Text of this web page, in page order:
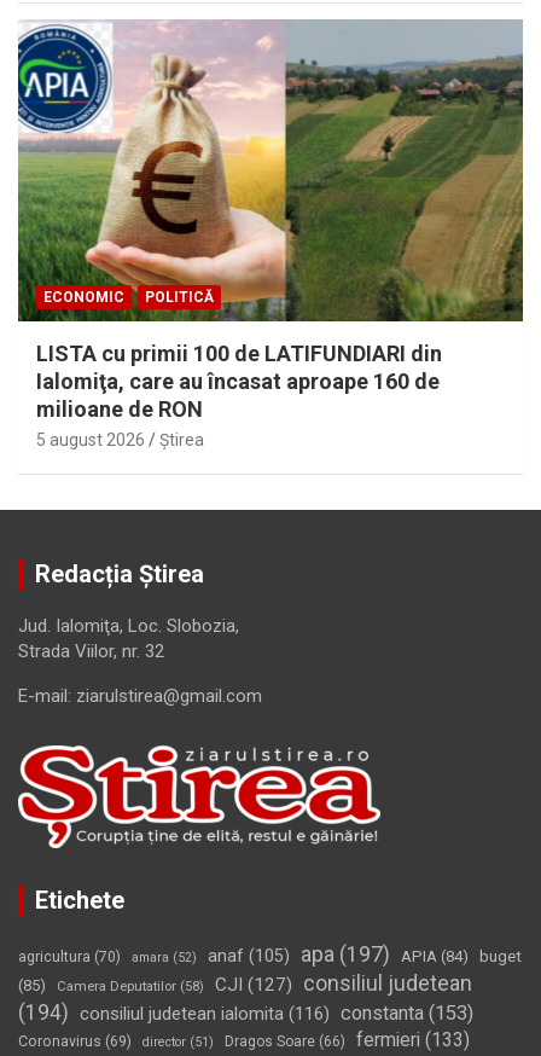
ECONOMIC POLITICĂ
LISTA cu primii 100 de LATIFUNDIARI din
Ialomiţa, care au încasat aproape 160 de
milioane de RON
5 august 2026 Ştirea
Redacția Știrea
Jud. Ialomiţa, Loc. Slobozia,
Strada Viilor, nr. 32
E-mail: ziarulstirea@gmail.com
Etichete
agricultura (70) amara (52) anaf (105) apa (197) APIA (84)
buget
(85)
Camera Deputatilor (58) CJI (127)
consiliul judetean
(194) consiliul judetean ialomita (116) constanta (153)
Coronavirus (69) director (51) Dragos Soare (66) fermieri (133)